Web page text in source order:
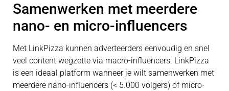
Samenwerken met meerdere
nano- en micro-influencers
Met LinkPizza kunnen adverteerders eenvoudig en snel
veel content wegzette via macro-influencers. LinkPizza
is een ideaal platform wanneer je wilt samenwerken met
meerdere nano-influencers (< 5.000 volgers) of micro-